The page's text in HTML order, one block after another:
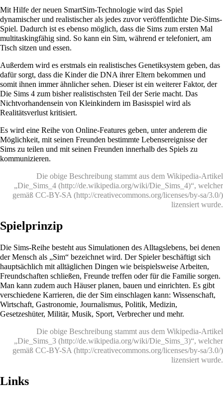
Mit Hilfe der neuen SmartSim-Technologie wird das Spiel
dynamischer und realistischer als jedes zuvor veröffentlichte Die-Sims-
Spiel. Dadurch ist es ebenso möglich, dass die Sims zum ersten Mal
multitaskingfähig sind. So kann ein Sim, während er telefoniert, am
Tisch sitzen und essen.
Außerdem wird es erstmals ein realistisches Genetiksystem geben, das
dafür sorgt, dass die Kinder die DNA ihrer Eltern bekommen und
somit ihnen immer ähnlicher sehen. Dieser ist ein weiterer Faktor, der
Die Sims 4 zum bisher realistischsten Teil der Serie macht. Das
Nichtvorhandensein von Kleinkindern im Basisspiel wird als
Realitätsverlust kritisiert.
Es wird eine Reihe von Online-Features geben, unter anderem die
Möglichkeit, mit seinen Freunden bestimmte Lebensereignisse der
Sims zu teilen und mit seinen Freunden innerhalb des Spiels zu
kommunizieren.
Die obige Beschreibung stammt aus dem Wikipedia-Artikel
„Die_Sims_4
“, welcher
gemäß CC-BY-SA
lizensiert wurde.
Spielprinzip
Die Sims-Reihe besteht aus Simulationen des Alltagslebens, bei denen
der Mensch als „Sim“ bezeichnet wird. Der Spieler beschäftigt sich
hauptsächlich mit alltäglichen Dingen wie beispielsweise Arbeiten,
Freundschaften schließen, Freunde treffen oder für die Familie sorgen.
Man kann zudem auch Häuser planen, bauen und einrichten. Es gibt
verschiedene Karrieren, die der Sim einschlagen kann: Wissenschaft,
Wirtschaft, Gastronomie, Journalismus, Politik, Medizin,
Gesetzeshüter, Militär, Musik, Sport, Verbrecher und mehr.
Die obige Beschreibung stammt aus dem Wikipedia-Artikel
„Die_Sims_3
“, welcher
gemäß CC-BY-SA
lizensiert wurde.
Links